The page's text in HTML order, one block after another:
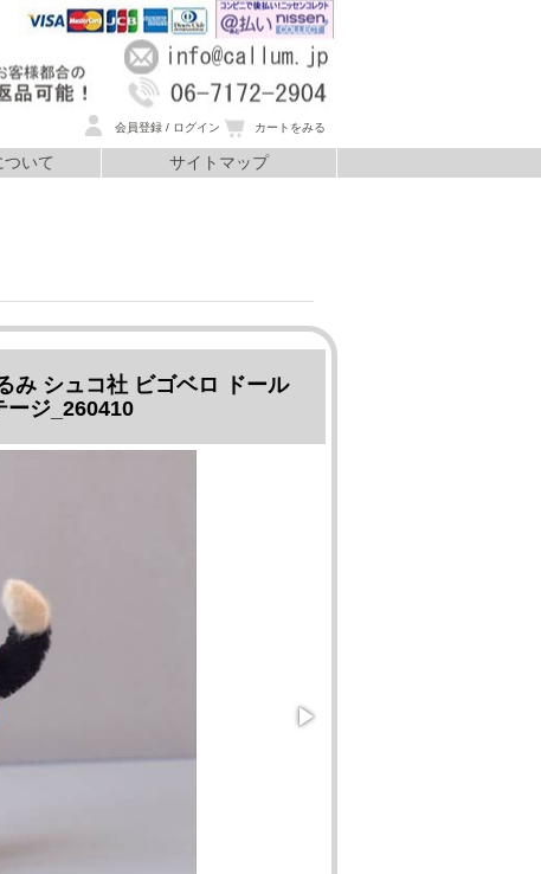
会員登録 / ログイン カートをみる
ついて
サイトマップ
み シュコ社 ビゴベロ ドール
ージ_260410